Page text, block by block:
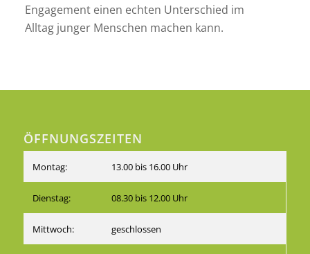
Engagement einen echten Unterschied im
Alltag junger Menschen machen kann.
ÖFFNUNGSZEITEN
Montag: 13.00 bis 16.00 Uhr
Dienstag: 08.30 bis 12.00 Uhr
Mittwoch: geschlossen